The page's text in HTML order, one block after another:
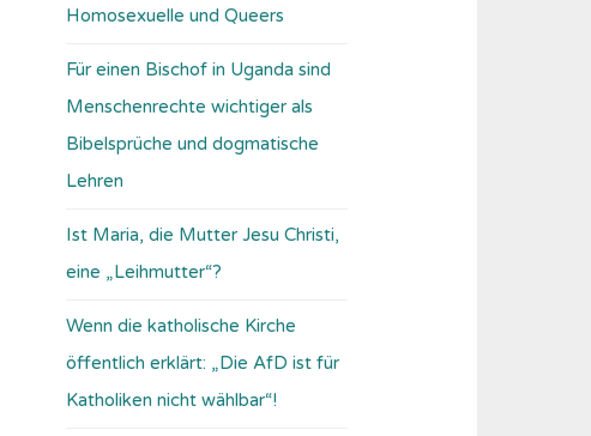
Homosexuelle und Queers
Für einen Bischof in Uganda sind
Menschenrechte wichtiger als
Bibelsprüche und dogmatische
Lehren
Ist Maria, die Mutter Jesu Christi,
eine „Leihmutter“?
Wenn die katholische Kirche
öffentlich erklärt: „Die AfD ist für
Katholiken nicht wählbar“!